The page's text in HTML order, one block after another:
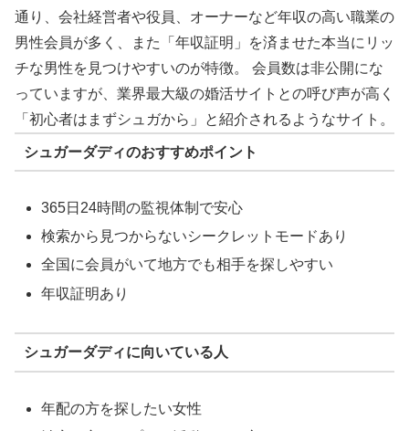
通り、会社経営者や役員、オーナーなど年収の高い職業の
男性会員が多く、また「年収証明」を済ませた本当にリッ
チな男性を見つけやすいのが特徴。 会員数は非公開にな
っていますが、業界最大級の婚活サイトとの呼び声が高く
「初心者はまずシュガから」と紹介されるようなサイト。
シュガーダディのおすすめポイント
365日24時間の監視体制で安心
検索から見つからないシークレットモードあり
全国に会員がいて地方でも相手を探しやすい
年収証明あり
シュガーダディに向いている人
年配の方を探したい女性